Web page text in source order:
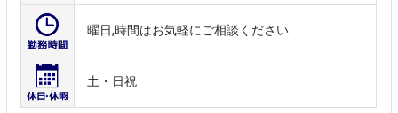
曜日,時間はお気軽にご相談ください
土・日祝